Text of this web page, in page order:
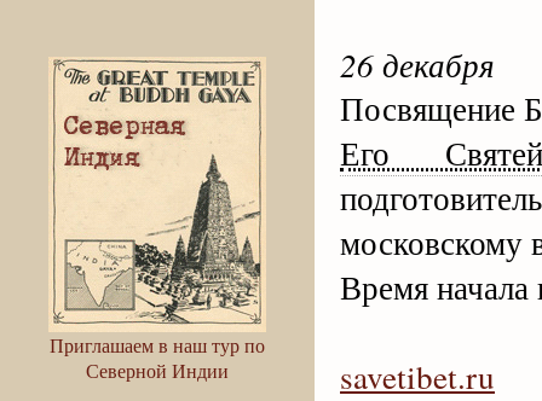
Приглашаем в наш тур по
Северной Индии
26 декабря
Посвящение
Его
московскому
Время начала
savetibet.ru